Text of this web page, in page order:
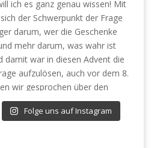
Folge uns auf Instagram